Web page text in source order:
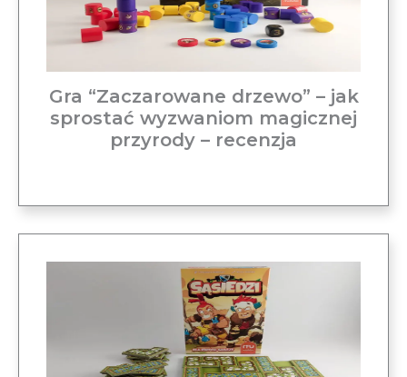
Gra “Zaczarowane drzewo” – jak
sprostać wyzwaniom magicznej
przyrody – recenzja